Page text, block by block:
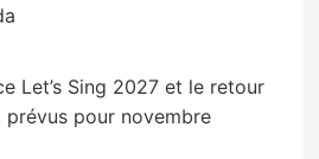
Let’s Sing 2027 et le retour
prévus pour novembre